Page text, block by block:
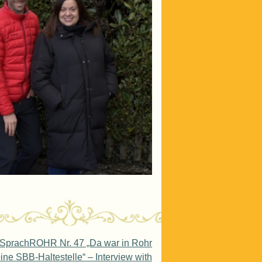
Nr. 47 „Da war in Rohr
SBB-Haltestelle“ – Interview with